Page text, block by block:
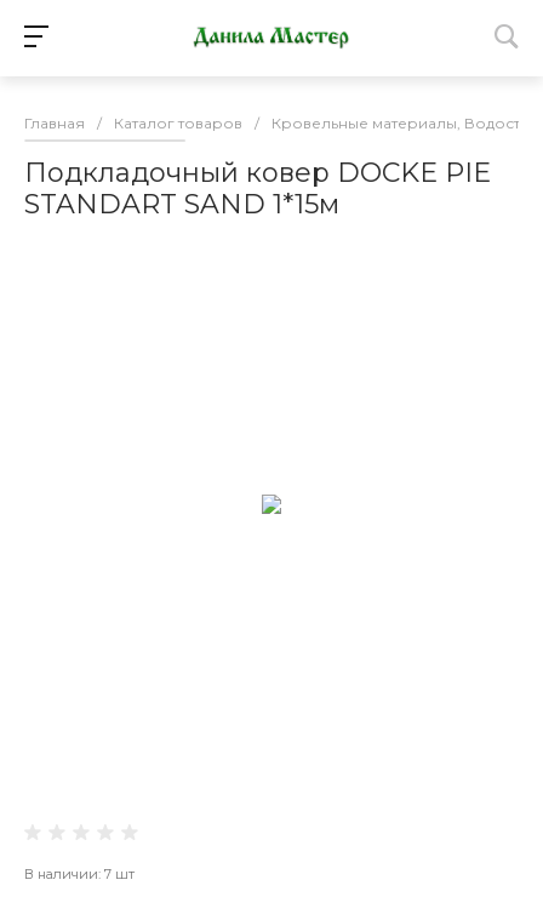
Главная / Каталог товаров / Кровельные материалы,
Подкладочный ковер DОCKE PIE
STANDART SAND 1*15м
В наличии: 7 шт